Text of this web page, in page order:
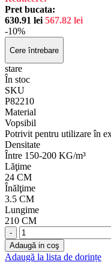
Pret bucata:
630.91 lei 567.82 lei
-10%
Cere întrebare
stare
În stoc
SKU
P82210
Material
Vopsibil
Potrivit pentru utilizare în
Densitate
Între 150-200 KG/m³
Lăţime
24 CM
Înălţime
3.5 CM
Lungime
210 CM
-
Adaugă in coş
Adaugă la lista de dorințe